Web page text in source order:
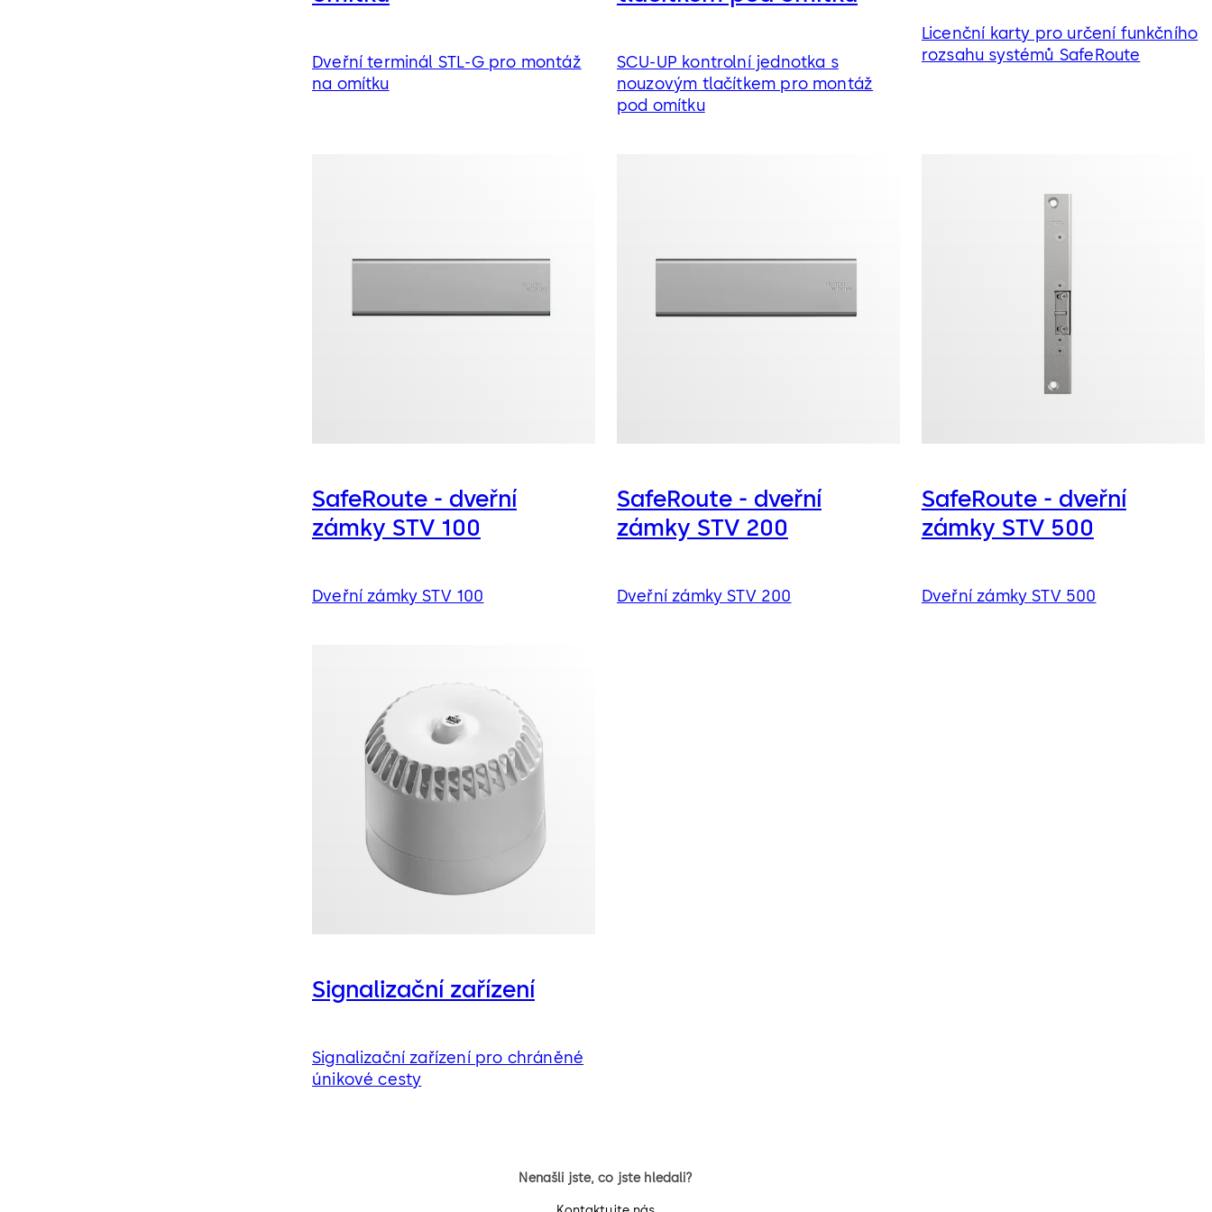
Ve spojení se samozamykacími panikovými zámky se automaticky zřizuje zámek
související s pojištěním - pro zvýšenou ochranu proti vloupání.
Dveřní terminál STL-G pro montáž
na omítku
SCU-UP kontrolní jednotka s
nouzovým tlačítkem pro montáž
pod omítku
Licenční karty pro určení funkčního
rozsahu systémů SafeRoute
SafeRoute - dveřní
zámky STV 100
Dveřní zámky STV 100
SafeRoute - dveřní
zámky STV 200
Dveřní zámky STV 200
SafeRoute - dveřní
zámky STV 500
Dveřní zámky STV 500
Signalizační zařízení
Signalizační zařízení pro chráněné
únikové cesty
Nenašli jste, co jste hledali?